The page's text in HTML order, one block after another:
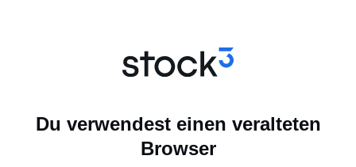
Du verwendest einen veralteten
Browser